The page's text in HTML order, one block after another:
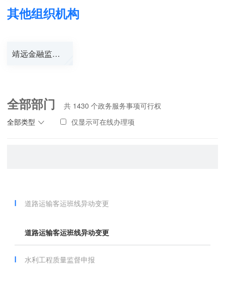
其他组织机构
靖远金融监管支...
全部部门
全部类型
共 1430 个政务服务事项可行权
仅显示可在线办理项
道路运输客运班线异动变更
道路运输客运班线异动变更
水利工程质量监督申报